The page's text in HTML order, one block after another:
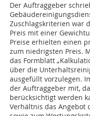
Der Auftraggeber
Zuschlagskriterien war
Preis mit einer
Preise erhielten einen
zum niedrigsten Preis.
das Formblatt
über die
ausgefüllt vorzulegen.
der Auftraggeber mit,
berücksichtigt werden
Verhältnis das Angebot